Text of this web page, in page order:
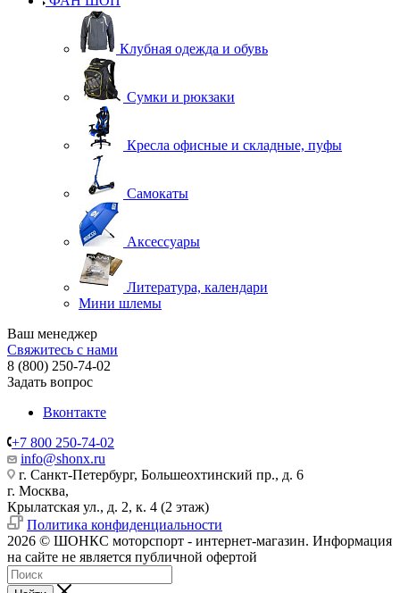
Клубная одежда и обувь
Сумки и рюкзаки
Кресла офисные и складные, пуфы
Самокаты
Аксессуары
Литература, календари
Мини шлемы
Ваш менеджер
Свяжитесь с нами
8 (800) 250-74-02
Задать вопрос
Вконтакте
+7 800 250-74-02
info@shonx.ru
г. Санкт-Петербург, Большеохтинский пр., д. 6
г. Москва,
Крылатская ул., д. 2, к. 4 (2 этаж)
Политика конфиденциальности
2026 © ШОНКС моторспорт - интернет-магазин. Информация
на сайте не является публичной офертой